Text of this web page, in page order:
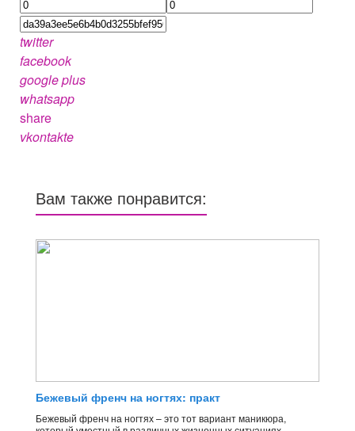
twitter
facebook
google plus
whatsapp
share
vkontakte
Вам также понравится:
Бежевый френч на ногтях: практ
Бежевый френч на ногтях – это тот вариант маникюра,